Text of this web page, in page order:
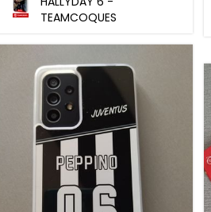
TEAMCOQUES